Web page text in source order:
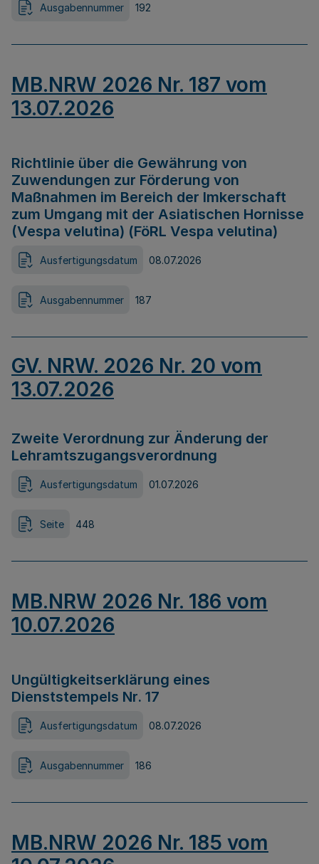
Ausgabennummer 192
MB.NRW 2026 Nr. 187 vom
13.07.2026
Richtlinie über die Gewährung von
Zuwendungen zur Förderung von
Maßnahmen im Bereich der Imkerschaft
zum Umgang mit der Asiatischen Hornisse
(Vespa velutina) (FöRL Vespa velutina)
Ausfertigungsdatum 08.07.2026
Ausgabennummer 187
GV. NRW. 2026 Nr. 20 vom
13.07.2026
Zweite Verordnung zur Änderung der
Lehramtszugangsverordnung
Ausfertigungsdatum 01.07.2026
Seite 448
MB.NRW 2026 Nr. 186 vom
10.07.2026
Ungültigkeitserklärung eines
Dienststempels Nr. 17
Ausfertigungsdatum 08.07.2026
Ausgabennummer 186
MB.NRW 2026 Nr. 185 vom